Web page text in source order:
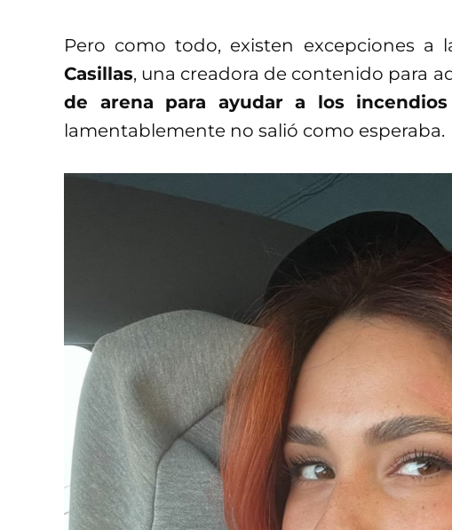
Pero como todo, existen excepciones a
Casillas, una creadora de contenido para
de arena para ayudar a los
lamentablemente no salió como esperaba.